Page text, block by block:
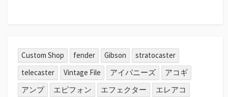
Custom Shop fender Gibson
stratocaster
telecaster
Vintage File アイバニーズ
アコギ
アンプ
エピフォン エフェクター
エレアコ